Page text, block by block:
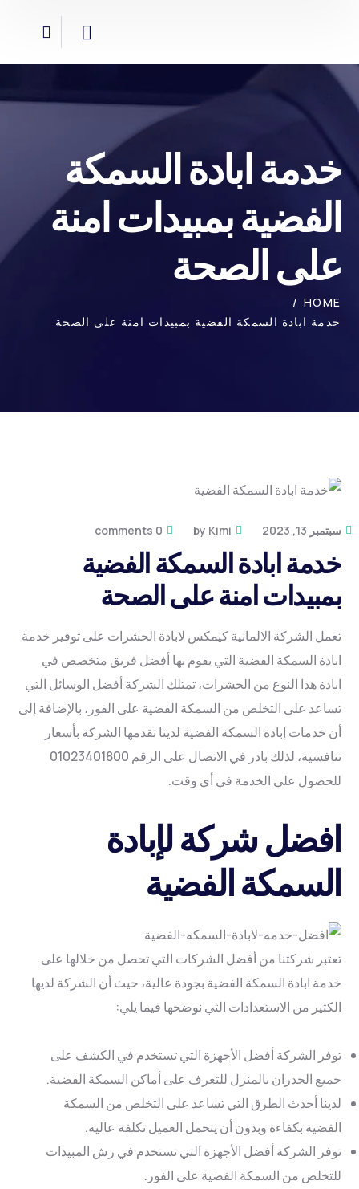
خدمة ابادة السمكة
الفضية بمبيدات امنة
على الصحة
HOME
خدمة ابادة السمكة الفضية بمبيدات امنة على الصحة
سبتمبر 13, 2023 by Kimi
0 comments
خدمة ابادة السمكة الفضية
بمبيدات امنة على الصحة
تعمل الشركة الالمانية كيمكس لابادة الحشرات على توفير خدمة
ابادة السمكة الفضية التي يقوم بها أفضل فريق متخصص في
ابادة هذا النوع من الحشرات، تمتلك الشركة أفضل الوسائل التي
تساعد على التخلص من السمكة الفضية على الفور، بالإضافة إلى
أن خدمات إبادة السمكة الفضية لدينا تقدمها الشركة بأسعار
تنافسية، لذلك بادر في الاتصال على الرقم 01023401800
للحصول على الخدمة في أي وقت.
افضل شركة لإبادة
السمكة الفضية
تعتبر شركتنا من أفضل الشركات التي تحصل من خلالها على
خدمة ابادة السمكة الفضية بجودة عالية، حيث أن الشركة لديها
الكثير من الاستعدادات التي نوضحها فيما يلي:
توفر الشركة أفضل الأجهزة التي تستخدم في الكشف على
جميع الجدران بالمنزل للتعرف على أماكن السمكة الفضية.
لدينا أحدث الطرق التي تساعد على التخلص من السمكة
الفضية بكفاءة وبدون أن يتحمل العميل تكلفة عالية.
توفر الشركة أفضل الأجهزة التي تستخدم في رش المبيدات
للتخلص من السمكة الفضية على الفور.